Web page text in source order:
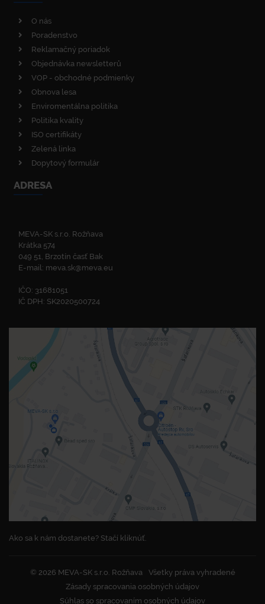
O nás
Poradenstvo
Reklamačný poriadok
Objednávka newsletterů
VOP - obchodné podmienky
Obnova lesa
Enviromentálna politika
Politika kvality
ISO certifikáty
Zelená linka
Dopytový formulár
ADRESA
MEVA-SK s.r.o. Rožňava
Krátka 574
049 51, Brzotín časť Bak
E-mail: meva.sk@meva.eu
IČO: 31681051
IČ DPH: SK2020500724
Ako sa k nám dostanete? Stačí kliknúť.
© 2026 MEVA-SK s.r.o. Rožňava
Všetky práva vyhradené
Zásady spracovania osobných údajov
Súhlas so spracovaním osobných údajov